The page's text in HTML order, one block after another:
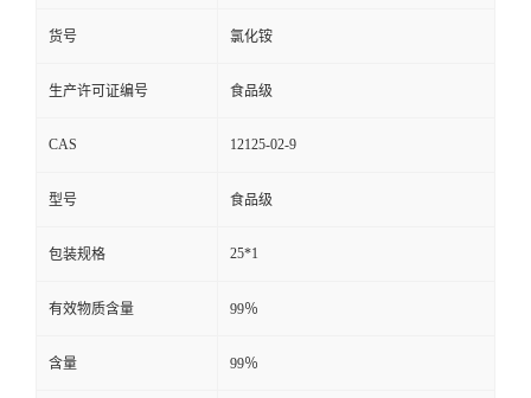
货号 氯化铵
生产许可证编号 食品级
CAS 12125-02-9
型号 食品级
包装规格 25*1
有效物质含量 99％
含量 99％